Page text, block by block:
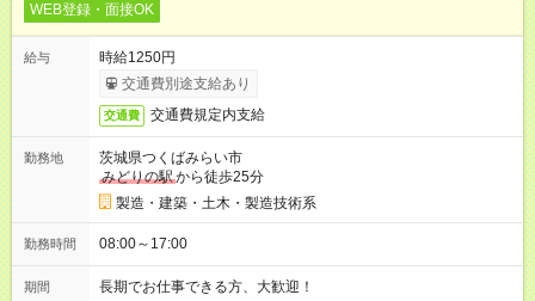
WEB登録・面接OK
給与
時給1250円
交通費別途支給あり
交通費 交通費規定内支給
勤務地
茨城県つくばみらい市
みどりの駅から徒歩25分
製造・建築・土木・製造技術系
勤務時間 08:00～17:00
期間 長期でお仕事できる方、大歓迎！